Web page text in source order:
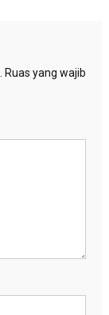
Ruas yang wajib